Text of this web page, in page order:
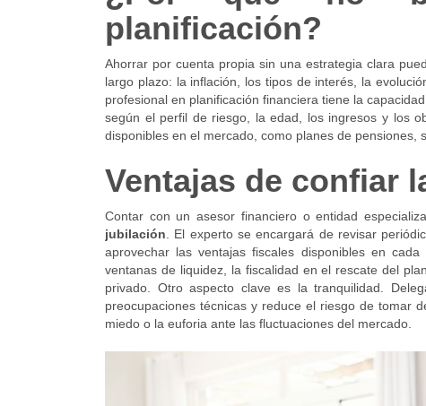
planificación?
Ahorrar por cuenta propia sin una estrategia clara
largo plazo: la inflación, los tipos de interés, la
profesional en planificación financiera tiene la
según el perfil de riesgo, la edad, los ingresos y los
disponibles en el mercado, como planes de pensiones,
Ventajas de confiar
Contar con un asesor financiero o entidad
jubilación . El experto se encargará de revisar
aprovechar las ventajas fiscales disponibles en
ventanas de liquidez, la fiscalidad en el rescate del
privado. Otro aspecto clave es la tranquilidad.
preocupaciones técnicas y reduce el riesgo de tomar
miedo o la euforia ante las fluctuaciones del mercado.